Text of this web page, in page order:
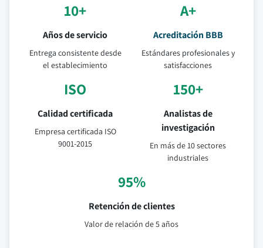
10+
Años de servicio
Entrega consistente desde
el establecimiento
A+
Acreditación BBB
Estándares profesionales y
satisfacciones
ISO
Calidad certificada
Empresa certificada ISO
9001-2015
150+
Analistas de
investigación
En más de 10 sectores
industriales
95%
Retención de clientes
Valor de relación de 5 años